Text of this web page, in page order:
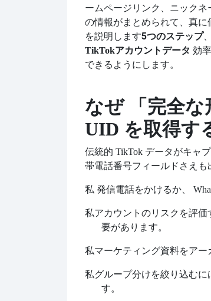
ームページリンク、ニック
の情報がまとめられて、真に
を説明します5つのステップ
TikTokアカウントデータ 効
できるようにします。
なぜ
「完全
UID を取得す
伝統的 TikTok データがキャ
帯電話番号フィールドさえ
私 発信電話をかけるか、
私アカウントのリスクを評
要があります。
私マーケティング資料をアー
私グループ分けを絞り込む
す。